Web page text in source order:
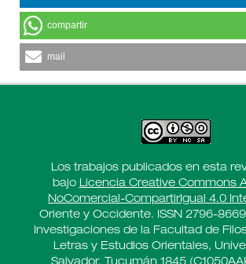
compartir
mail
Los trabajos publicados en esta
bajo Licencia Creative Commons
NoComercial-CompartirIgual 4.0
Oriente y Occidente. ISSN 2796-
Investigaciones de la Facultad de
Letras y Estudios Orientales,